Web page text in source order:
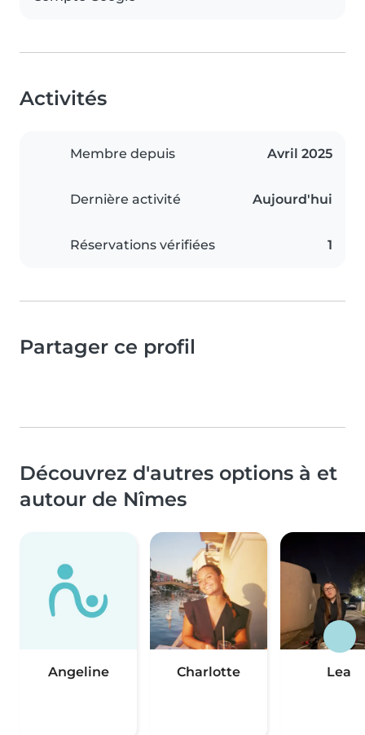
Activités
Membre depuis Avril 2025
Dernière activité Aujourd'hui
Réservations vérifiées 1
Partager ce profil
Découvrez d'autres options à et
autour de Nîmes
Angeline Charlotte Lea